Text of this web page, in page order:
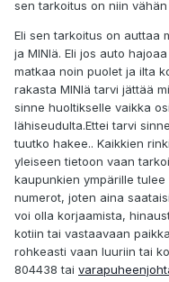
sen tarkoitus on niin
Eli sen tarkoitus on auttaa
ja MINIä. Eli jos auto
matkaa noin puolet ja ilta
rakasta MINIä tarvi jättää
sinne huoltikselle vaikka
lähiseudulta.Ettei tarvi
tuutko hakee.. Kaikkien
yleiseen tietoon vaan
kaupunkien ympärille
numerot, joten aina
voi olla korjaamista,
kotiin tai vastaavaan
rohkeasti vaan luuriin tai
804438 tai